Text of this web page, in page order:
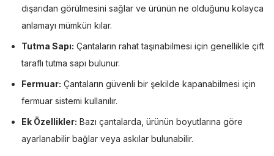
dışarıdan görülmesini sağlar ve ürünün ne olduğunu kolayca
anlamayı mümkün kılar.
Tutma Sapı: Çantaların rahat taşınabilmesi için genellikle çift
taraflı tutma sapı bulunur.
Fermuar: Çantaların güvenli bir şekilde kapanabilmesi için
fermuar sistemi kullanılır.
Ek Özellikler: Bazı çantalarda, ürünün boyutlarına göre
ayarlanabilir bağlar veya askılar bulunabilir.